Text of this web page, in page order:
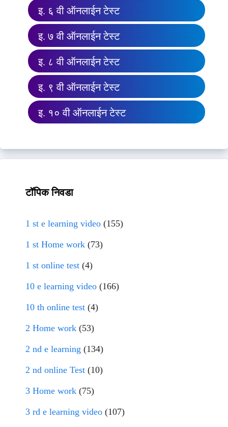
इ. ६ वी ऑनलाईन टेस्ट
इ. ७ वी ऑनलाईन टेस्ट
इ. ८ वी ऑनलाईन टेस्ट
इ. ९ वी ऑनलाईन टेस्ट
इ. १० वी ऑनलाईन टेस्ट
टॉपिक निवडा
1 st e learning video (155)
1 st Home work (73)
1 st online test (4)
10 e learning video (166)
10 th online test (4)
2 Home work (53)
2 nd e learning (134)
2 nd online Test (10)
3 Home work (75)
3 rd e learning video (107)